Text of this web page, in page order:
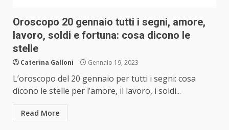
Oroscopo 20 gennaio tutti i segni, amore,
lavoro, soldi e fortuna: cosa dicono le
stelle
Caterina Galloni Gennaio 19, 2023
L’oroscopo del 20 gennaio per tutti i segni: cosa
dicono le stelle per l’amore, il lavoro, i soldi...
Read More